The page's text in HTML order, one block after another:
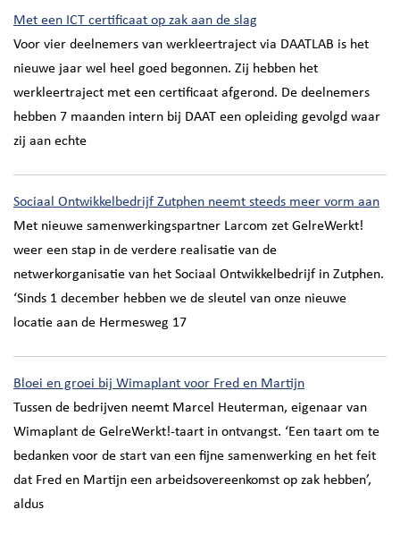
Met een ICT certificaat op zak aan de slag
​Voor vier deelnemers van werkleertraject via DAATLAB is het
nieuwe jaar wel heel goed begonnen. Zij hebben het
werkleertraject met een certificaat afgerond. De deelnemers
hebben 7 maanden intern bij DAAT een opleiding gevolgd waar
zij aan echte
Sociaal Ontwikkelbedrijf Zutphen neemt steeds meer vorm aan
Met nieuwe samenwerkingspartner Larcom zet GelreWerkt!
weer een stap in de verdere realisatie van de
netwerkorganisatie van het Sociaal Ontwikkelbedrijf in Zutphen.
‘Sinds 1 december hebben we de sleutel van onze nieuwe
locatie aan de Hermesweg 17
Bloei en groei bij Wimaplant voor Fred en Martijn
Tussen de bedrijven neemt Marcel Heuterman, eigenaar van
Wimaplant de GelreWerkt!-taart in ontvangst. ‘Een taart om te
bedanken voor de start van een fijne samenwerking en het feit
dat Fred en Martijn een arbeidsovereenkomst op zak hebben’,
aldus